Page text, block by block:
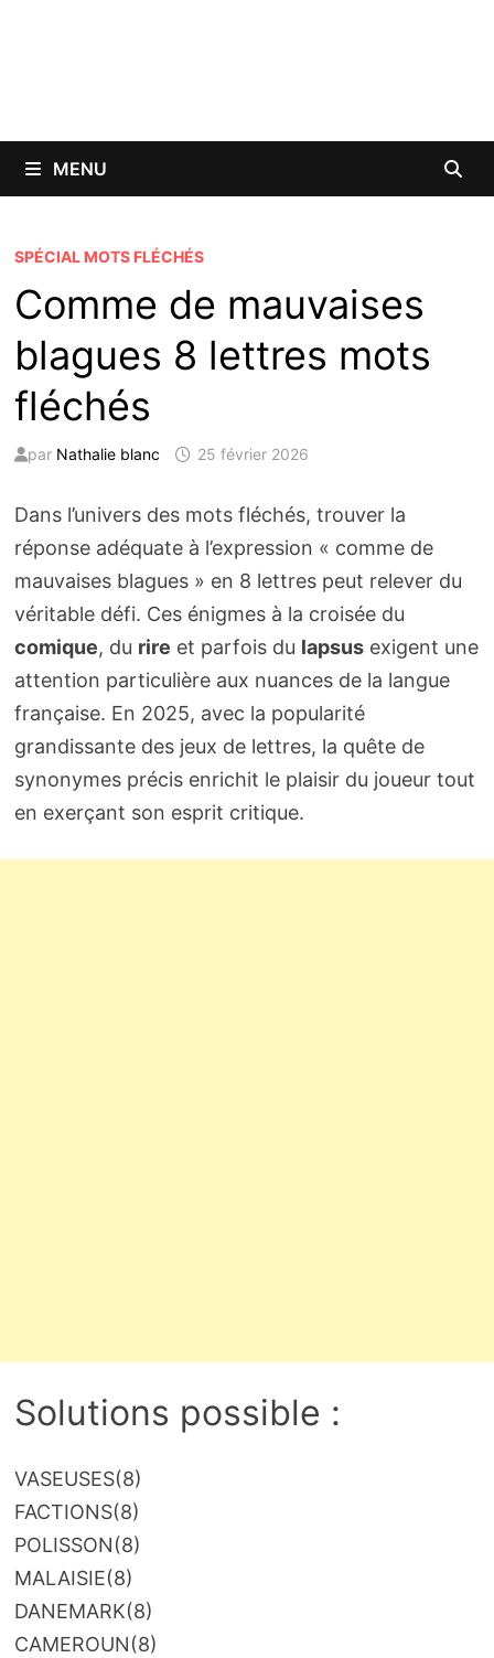
MENU
SPÉCIAL MOTS FLÉCHÉS
Comme de mauvaises
blagues 8 lettres mots
fléchés
par Nathalie blanc 25 février 2026
Dans l’univers des mots fléchés, trouver la
réponse adéquate à l’expression « comme de
mauvaises blagues » en 8 lettres peut relever du
véritable défi. Ces énigmes à la croisée du
comique, du rire et parfois du lapsusexigent une
attention particulière aux nuances de la langue
française. En 2025, avec la popularité
grandissante des jeux de lettres, la quête de
synonymes précis enrichit le plaisir du joueur tout
en exerçant son esprit critique.
Solutions possible :
VASEUSES(8)
FACTIONS(8)
POLISSON(8)
MALAISIE(8)
DANEMARK(8)
CAMEROUN(8)